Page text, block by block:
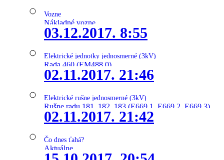
Vozne
Nákladné vozne
03.12.2017. 8:55
Elektrické jednotky jednosmerné (3kV)
Rada 460 (EM488.0)
02.11.2017. 21:46
Elektrické rušne jednosmerné (3kV)
Rušne radu 181, 182, 183 (E669.1, E669.2, E669.3)
02.11.2017. 21:42
Čo dnes ťahá?
Aktuálne